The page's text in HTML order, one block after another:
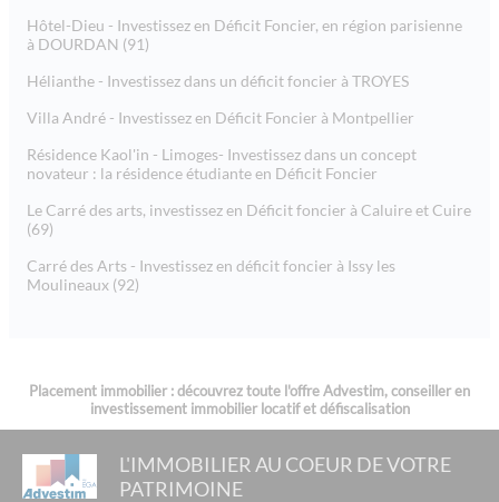
Hôtel-Dieu - Investissez en Déficit Foncier, en région parisienne
à DOURDAN (91)
Hélianthe - Investissez dans un déficit foncier à TROYES
Villa André - Investissez en Déficit Foncier à Montpellier
Résidence Kaol'in - Limoges- Investissez dans un concept
novateur : la résidence étudiante en Déficit Foncier
Le Carré des arts, investissez en Déficit foncier à Caluire et Cuire
(69)
Carré des Arts - Investissez en déficit foncier à Issy les
Moulineaux (92)
Placement immobilier : découvrez toute l'offre Advestim, conseiller en
investissement immobilier locatif et défiscalisation
L'IMMOBILIER AU COEUR DE VOTRE
PATRIMOINE